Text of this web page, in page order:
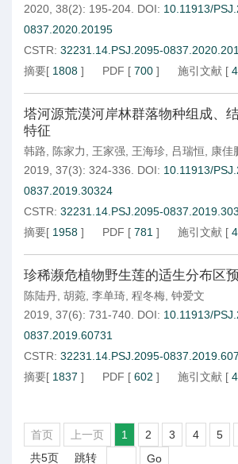
2020, 38(2): 195-204. DOI: 10.11913/
0837.2020.20195
CSTR: 32231.14.PSJ.2095-
摘要[ 1808 ] PDF [ 700 ] 施引文献 [
塔河源荒漠河岸林群落物种组成、
特征
韩路 陈家力 王家强 王海珍 吕瑞恒
康佳
2019, 37(3): 324-336.
DOI: 10.11913/
0837.2019.30324
CSTR: 32231.14.PSJ.2095-
摘要[ 1958 ] PDF [ 781 ] 施引文献 [
珍稀濒危植物野生莲的适生分布区
陈陆丹 胡菀 李单琦 程冬梅 钟爱文
2019, 37(6): 731-740. DOI: 10.11913/
0837.2019.60731
CSTR: 32231.14.PSJ.2095-
摘要[ 1837 ] PDF [ 602 ] 施引文献 [
首页 上一页 1 2 3 4 5
共5页
跳转 Go